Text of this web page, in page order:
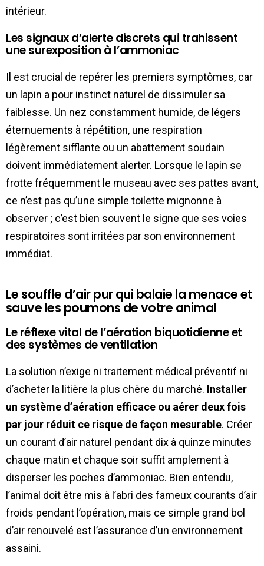
intérieur.
Les signaux d’alerte discrets qui trahissent
une surexposition à l’ammoniac
Il est crucial de repérer les premiers symptômes, car
un lapin a pour instinct naturel de dissimuler sa
faiblesse. Un nez constamment humide, de légers
éternuements à répétition, une respiration
légèrement sifflante ou un abattement soudain
doivent immédiatement alerter. Lorsque le lapin se
frotte fréquemment le museau avec ses pattes avant,
ce n’est pas qu’une simple toilette mignonne à
observer ; c’est bien souvent le signe que ses voies
respiratoires sont irritées par son environnement
immédiat.
Le souffle d’air pur qui balaie la menace et
sauve les poumons de votre animal
Le réflexe vital de l’aération biquotidienne et
des systèmes de ventilation
La solution n’exige ni traitement médical préventif ni
d’acheter la litière la plus chère du marché. Installer
un système d’aération efficace ou aérer deux fois
par jour réduit ce risque de façon mesurable. Créer
un courant d’air naturel pendant dix à quinze minutes
chaque matin et chaque soir suffit amplement à
disperser les poches d’ammoniac. Bien entendu,
l’animal doit être mis à l’abri des fameux courants d’air
froids pendant l’opération, mais ce simple grand bol
d’air renouvelé est l’assurance d’un environnement
assaini.